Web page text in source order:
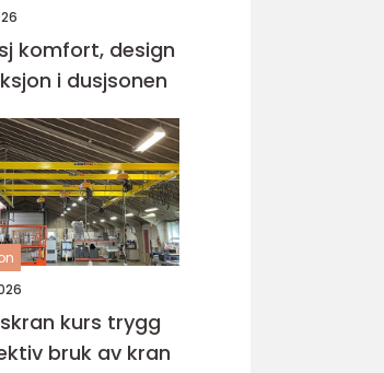
i dusjsonen
kurs trygg
bruk av kran